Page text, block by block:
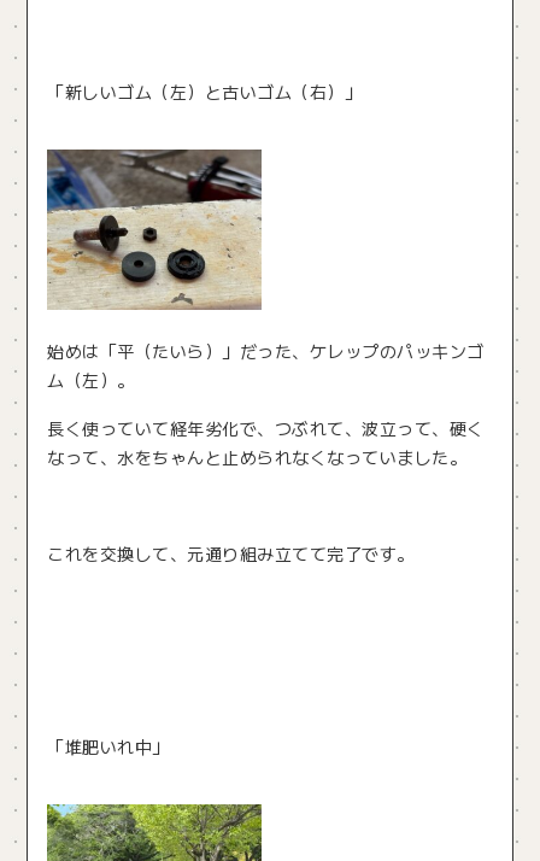
「新しいゴム（左）と古いゴム（右）」
始めは「平（たいら）」だった、ケレップのパッキンゴ
ム（左）。
長く使っていて経年劣化で、つぶれて、波立って、硬く
なって、水をちゃんと止められなくなっていました。
これを交換して、元通り組み立てて完了です。
「堆肥いれ中」